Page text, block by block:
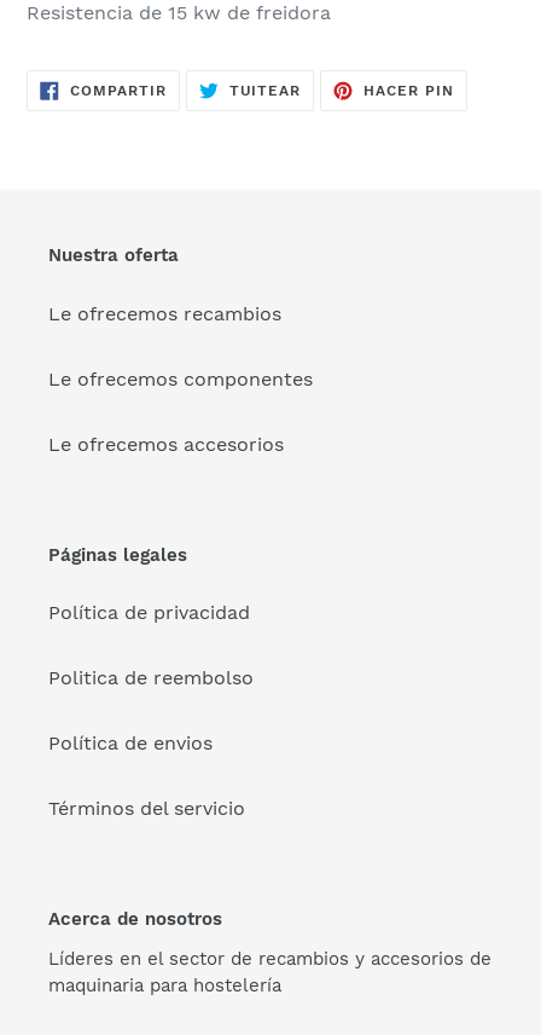
Resistencia de 15 kw de freidora
COMPARTIRCOMPARTIRTUITEAR TUITEARHACER PIN
Nuestra oferta
Le ofrecemos recambios
Le ofrecemos componentes
Le ofrecemos accesorios
Páginas legales
Política de privacidad
Politica de reembolso
Política de envios
Términos del servicio
Acerca de nosotros
Líderes en el sector de recambios y accesorios de
maquinaria para hostelería